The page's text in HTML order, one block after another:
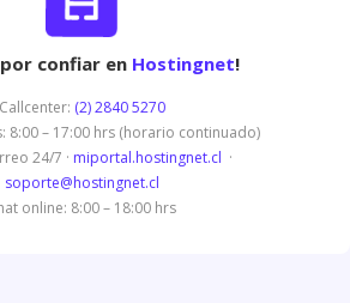
por confiar en Hostingnet!
Callcenter: (2) 2840 5270
8:00 – 17:00 hrs (horario continuado)
24/7 · miportal.hostingnet.cl ·
soporte@hostingnet.cl
online: 8:00 – 18:00 hrs